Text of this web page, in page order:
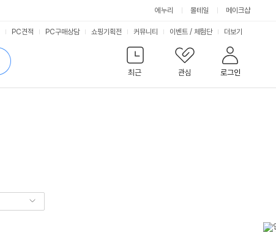
에누리 몰테일 메이크샵
최근
관심 로그인
PC견적 PC구매상담 쇼핑기획전 커뮤니티 이벤트 / 체험단 서
비
스
더보기